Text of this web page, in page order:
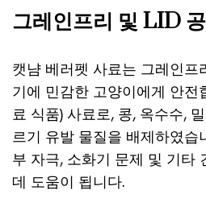
그레인프리 및 LID
캣냠 베러펫 사료는 그레인프
기에 민감한 고양이에게 안전
료 식품) 사료로, 콩, 옥수수,
르기 유발 물질을 배제하였습
부 자극, 소화기 문제 및 기타
데 도움이 됩니다.